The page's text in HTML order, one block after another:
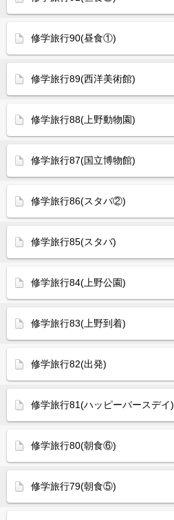
修学旅行90(昼食①)
修学旅行89(西洋美術館)
修学旅行88(上野動物園)
修学旅行87(国立博物館)
修学旅行86(スタバ②)
修学旅行85(スタバ)
修学旅行84(上野公園)
修学旅行83(上野到着)
修学旅行82(出発)
修学旅行81(ハッピーバースデイ)
修学旅行80(朝食⑥)
修学旅行79(朝食⑤)